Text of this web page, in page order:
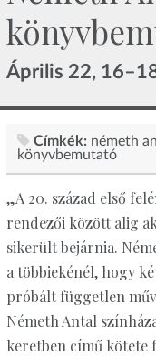
Április 22,
Címkék: németh
könyvbemutató
„A 20. század első
rendezői között alig
sikerült bejárnia.
a többiekénél, hogy
próbált független
Németh Antal
keretben című kötete